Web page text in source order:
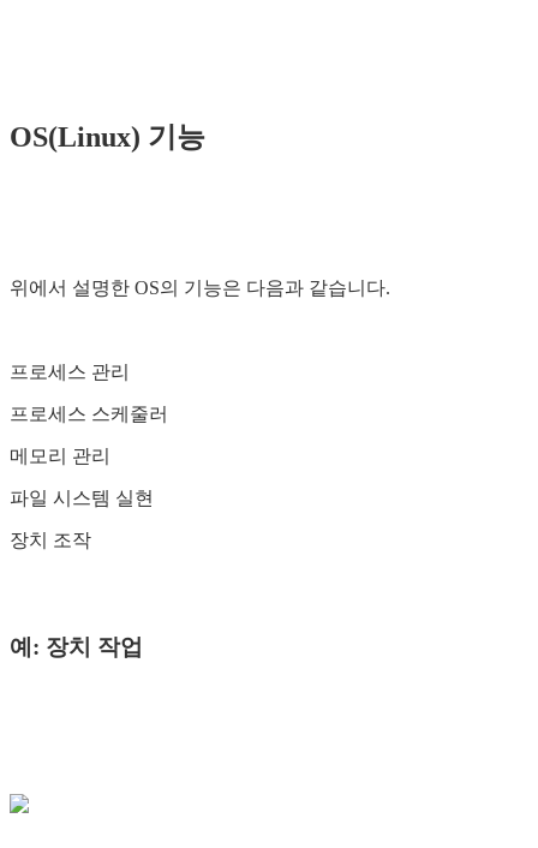
OS(Linux) 기능
위에서 설명한 OS의 기능은 다음과 같습니다.
프로세스 관리
프로세스 스케줄러
메모리 관리
파일 시스템 실현
장치 조작
예: 장치 작업